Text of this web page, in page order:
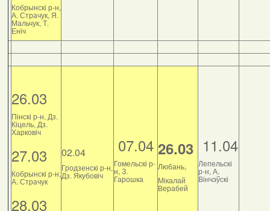
Кобрынскі р-н,
А. Страчук, Я.
Мальчук, Т.
Еніч
26.03
Пінскі р-н, Дз.
Кіцель, Дз.
Харковіч
27.03
Кобрынскі р-н,
А. Страчук
28.03
02.04
Гродзенскі р-н,
Дз. Якубовіч
07.04
Гомельскі р-
н, З.
Гарошка
26.03
Любань,
Мікалай
Верабей
11.04
Лепельскі
р-н, А.
Вінчэўскі